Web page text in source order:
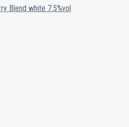
Blend white 7.5%vol